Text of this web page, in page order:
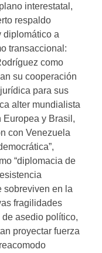
interestatal,
respaldo
diplomático a
transaccional:
como
su cooperación
para sus
alter mundialista
y Brasil,
con Venezuela
“diplomacia de
sobreviven en la
fragilidades
asedio político,
proyectar fuerza